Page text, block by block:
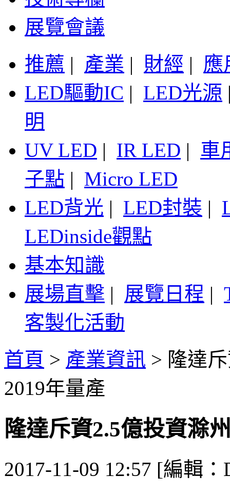
展覽會議
推薦 | 產業 | 財經 | 應
LED驅動IC | LED光源
明
UV LED | IR LED | 車
子點 | Micro LED
LED背光 | LED封裝 |
LEDinside觀點
基本知識
展場直擊 | 展覽日程 |
客製化活動
首頁 > 產業資訊 > 隆達
2019年量產
隆達斥資2.5億投資滁
2017-11-09 12:57 [編輯